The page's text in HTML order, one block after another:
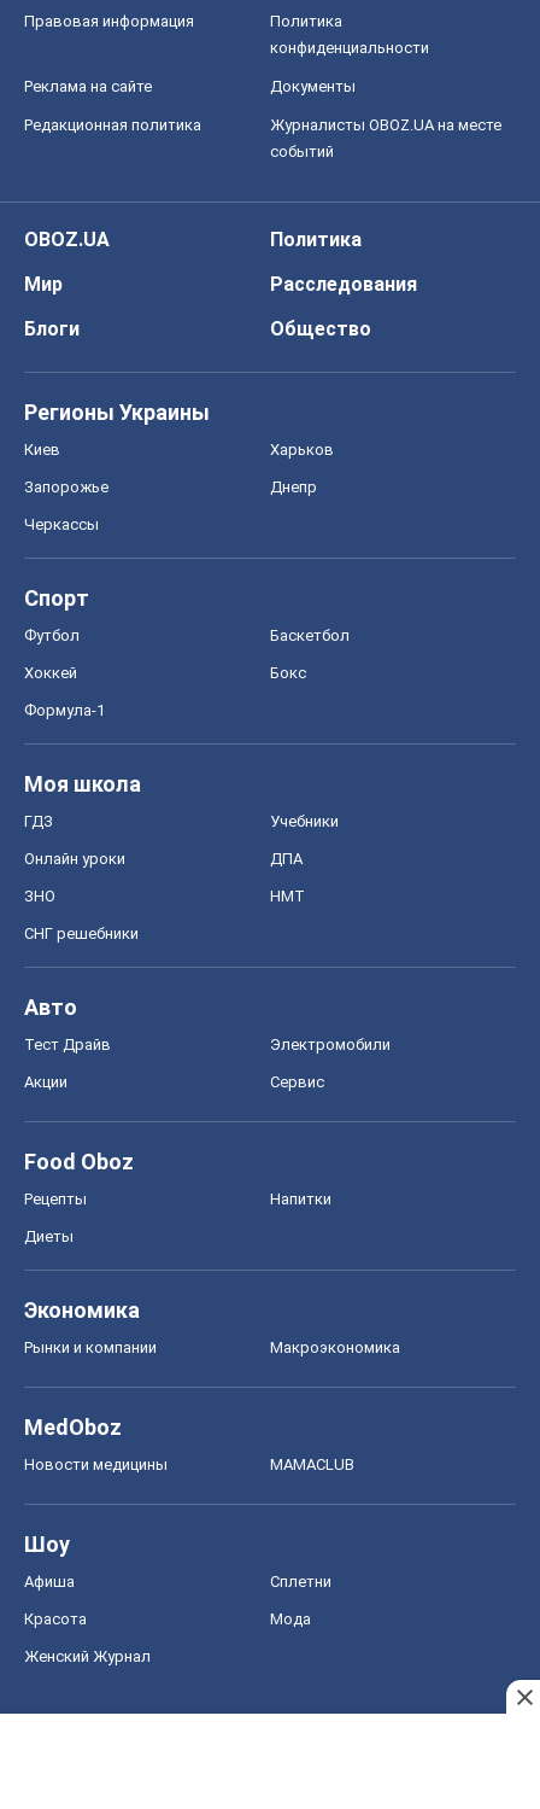
Правовая информация
Политика
конфиденциальности
Реклама на сайте Документы
Редакционная политика
Журналисты OBOZ.UA на месте
событий
OBOZ.UA
Политика
Мир
Расследования
Блоги
Общество
Регионы Украины
Киев Харьков
Запорожье Днепр
Черкассы
Спорт
Футбол Баскетбол
Хоккей Бокс
Формула-1
Моя школа
ГДЗ Учебники
Онлайн уроки ДПА
ЗНО НМТ
СНГ решебники
Авто
Тест Драйв Электромобили
Акции Сервис
Food Oboz
Рецепты Напитки
Диеты
Экономика
Рынки и компании Mакроэкономика
MedOboz
Новости медицины MAMACLUB
Шоу
Афиша Сплетни
Красота Мода
Женский Журнал